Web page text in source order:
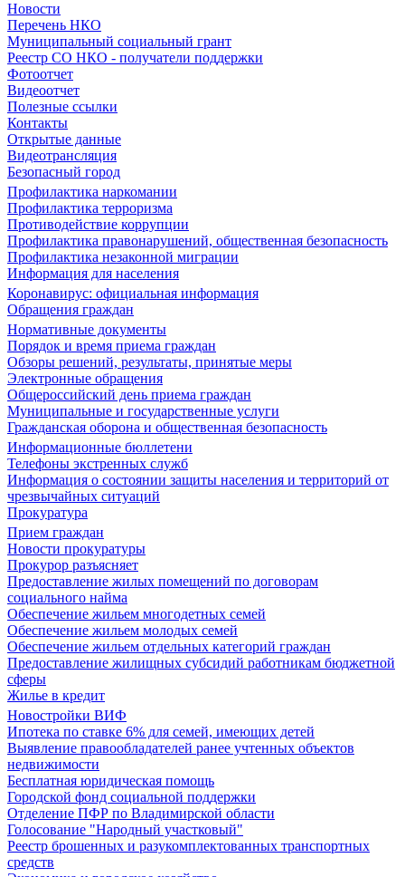
Новости
Перечень НКО
Муниципальный социальный грант
Реестр СО НКО - получатели поддержки
Фотоотчет
Видеоотчет
Полезные ссылки
Контакты
Открытые данные
Видеотрансляция
Безопасный город
Профилактика наркомании
Профилактика терроризма
Противодействие коррупции
Профилактика правонарушений, общественная безопасность
Профилактика незаконной миграции
Информация для населения
Коронавирус: официальная информация
Обращения граждан
Нормативные документы
Порядок и время приема граждан
Обзоры решений, результаты, принятые меры
Электронные обращения
Общероссийский день приема граждан
Муниципальные и государственные услуги
Гражданская оборона и общественная безопасность
Информационные бюллетени
Телефоны экстренных служб
Информация о состоянии защиты населения и территорий от
чрезвычайных ситуаций
Прокуратура
Прием граждан
Новости прокуратуры
Прокурор разъясняет
Предоставление жилых помещений по договорам
социального найма
Обеспечение жильем многодетных семей
Обеспечение жильем молодых семей
Обеспечение жильем отдельных категорий граждан
Предоставление жилищных субсидий работникам бюджетной
сферы
Жилье в кредит
Новостройки ВИФ
Ипотека по ставке 6% для семей, имеющих детей
Выявление правообладателей ранее учтенных объектов
недвижимости
Бесплатная юридическая помощь
Городской фонд социальной поддержки
Отделение ПФР по Владимирской области
Голосование "Народный участковый"
Реестр брошенных и разукомплектованных транспортных
средств